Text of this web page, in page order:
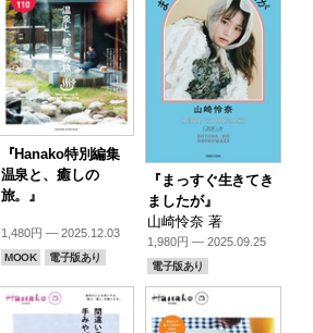
『Hanako特別編集
温泉と、癒しの
旅。』
1,480円 — 2025.12.03
MOOK 電子版あり
『まっすぐ生きてき
ましたが』
山崎怜奈 著
1,980円 — 2025.09.25
電子版あり